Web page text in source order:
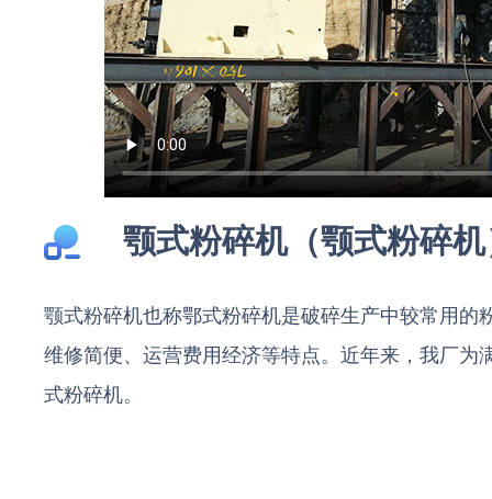
颚式粉碎机（颚式粉碎
颚式粉碎机也称鄂式粉碎机是破碎生产中较常用
维修简便、运营费用经济等特点。近年来，我厂
式粉碎机。